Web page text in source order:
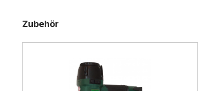
Produktgalerie überspringen
Zubehör